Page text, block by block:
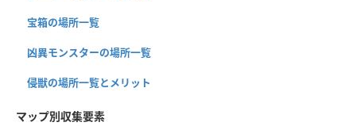
宝箱の場所一覧
凶異モンスターの場所一覧
侵獣の場所一覧とメリット
マップ別収集要素